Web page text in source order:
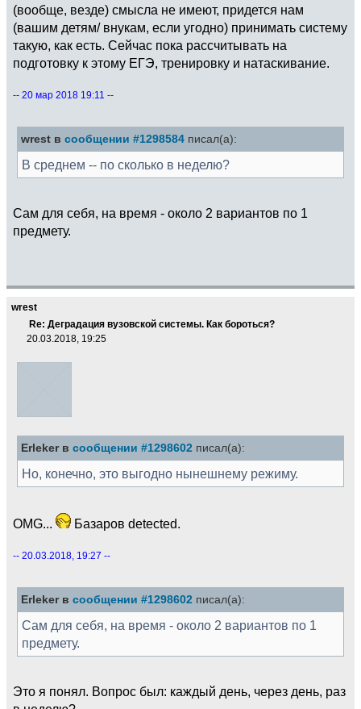
(вообще, везде) смысла не имеют, придется нам
(вашим детям/ внукам, если угодно) принимать систему
такую, как есть. Сейчас пока рассчитывать на
подготовку к этому ЕГЭ, тренировку и натаскивание.
-- 20 мар 2018 19:11 --
wrest в сообщении #1298584 писал(а):
В среднем -- по сколько в неделю?
Сам для себя, на время - около 2 вариантов по 1
предмету.
wrest
Re: Деградация вузовской системы. Как бороться?
20.03.2018, 19:25
Erleker в сообщении #1298602 писал(а):
Но, конечно, это выгодно нынешнему режиму.
OMG... Базаров detected.
-- 20.03.2018, 19:27 --
Erleker в сообщении #1298602 писал(а):
Сам для себя, на время - около 2 вариантов по 1
предмету.
Это я понял. Вопрос был: каждый день, через день, раз